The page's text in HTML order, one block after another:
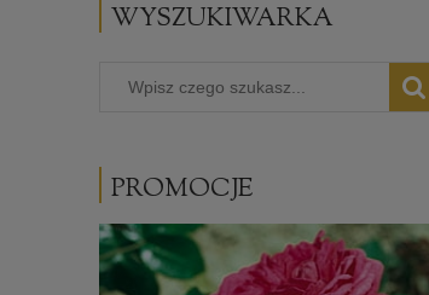
WYSZUKIWARKA
PROMOCJE